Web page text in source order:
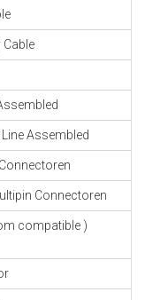
Cable
Assembled
Connectoren
compatible )